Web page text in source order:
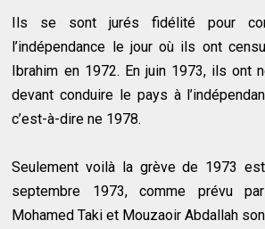
Ils se sont jurés fidélité pour
l’indépendance le jour où ils ont
Ibrahim en 1972. En juin 1973, ils ont
devant conduire le pays à
c’est-à-dire ne 1978.
Seulement voilà la grève de 1973
septembre 1973, comme prévu
Mohamed Taki et Mouzaoir Abdallah